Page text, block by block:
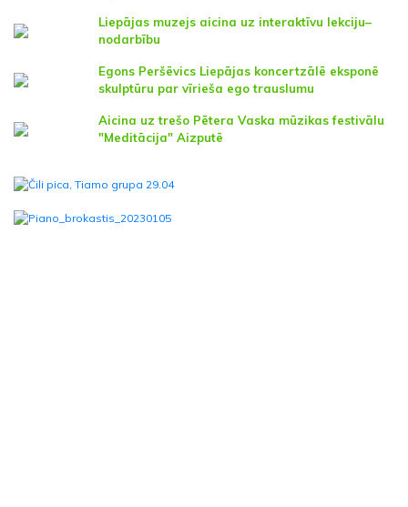
Liepājas muzejs aicina uz interaktīvu lekciju–
nodarbību
Egons Peršēvics Liepājas koncertzālē eksponē
skulptūru par vīrieša ego trauslumu
Aicina uz trešo Pētera Vaska mūzikas festivālu
"Meditācija" Aizputē